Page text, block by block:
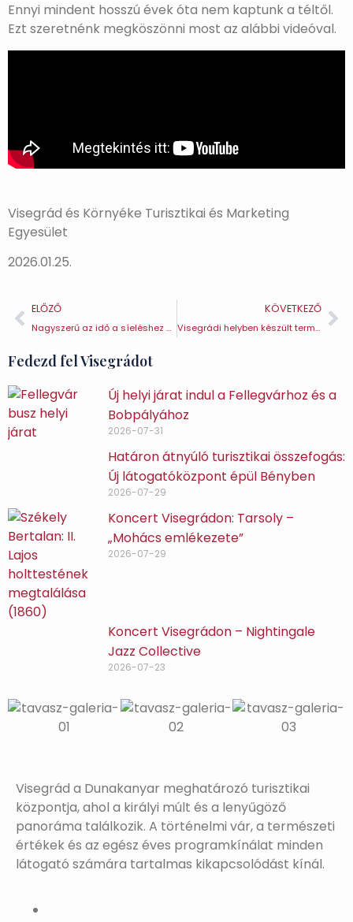
Ennyi mindent hosszú évek óta nem kaptunk a téltől.
Ezt szeretnénk megköszönni most az alábbi videóval.
Visegrád és Környéke Turisztikai és Marketing
Egyesület
2026.01.25.
ELŐZŐ
Nagyszerű az idő a síeléshez Visegrádon
KÖVETKEZŐ
Visegrádi helyben készült termékek
Fedezd fel Visegrádot
Új helyi járat indul a Fellegvárhoz és a
Bobpályához
2026-07-31
Határon átnyúló turisztikai összefogás:
Új látogatóközpont épül Bényben
2026-07-29
Koncert Visegrádon: Tarsoly –
„Mohács emlékezete”
2026-07-29
Koncert Visegrádon – Nightingale
Jazz Collective
2026-07-23
Visegrád a Dunakanyar meghatározó turisztikai
központja, ahol a királyi múlt és a lenyűgöző
panoráma találkozik. A történelmi vár, a természeti
értékek és az egész éves programkínálat minden
látogató számára tartalmas kikapcsolódást kínál.